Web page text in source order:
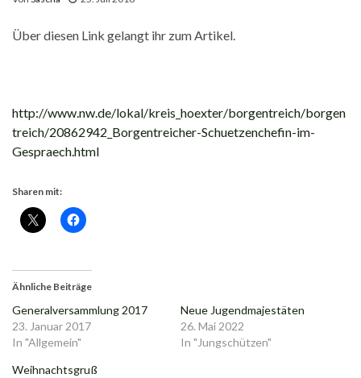
Über diesen Link gelangt ihr zum Artikel.
http://www.nw.de/lokal/kreis_hoexter/borgentreich/borgen
treich/20862942_Borgentreicher-Schuetzenchefin-im-
Gespraech.html
Sharen mit:
Ähnliche Beiträge
Generalversammlung 2017
23. Januar 2017
In "Allgemein"
Neue Jugendmajestäten
26. Mai 2022
In "Jungschützen"
Weihnachtsgruß